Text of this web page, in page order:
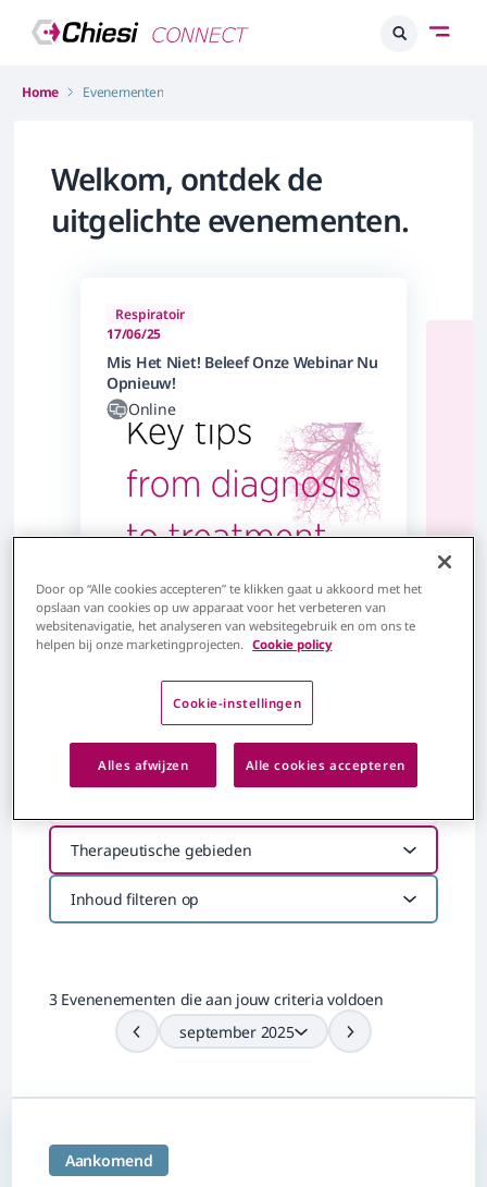
Home Evenementen
Welkom, ontdek de
uitgelichte evenementen.
Respiratoir
17/06/25
Mis Het Niet! Beleef Onze Webinar Nu
Opnieuw!
Online
Alle resultaten
Therapeutische gebieden
Inhoud filteren op
september 2025
3 Evenenementen die aan jouw criteria voldoen
Aankomend
Door op “Alle cookies accepteren” te klikken gaat u akkoord met het
opslaan van cookies op uw apparaat voor het verbeteren van
websitenavigatie, het analyseren van websitegebruik en om ons te
helpen bij onze marketingprojecten. Cookie policy
Cookie-instellingen
Alles afwijzen Alle cookies accepteren